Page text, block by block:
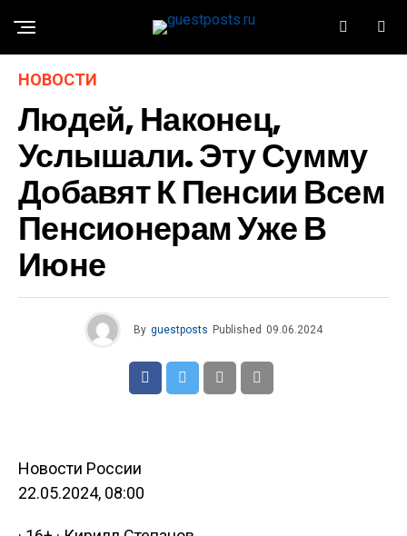
НОВОСТИ
Людей, Наконец,
Услышали. Эту Сумму
Добавят К Пенсии Всем
Пенсионерам Уже В
Июне
By guestposts Published 09.06.2024
Новости России
22.05.2024, 08:00